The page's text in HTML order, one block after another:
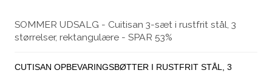
SOMMER UDSALG - Cuitisan 3-sæt i rustfrit stål, 3
størrelser, rektangulære - SPAR 53%
CUTISAN OPBEVARINGSBØTTER I RUSTFRIT STÅL, 3